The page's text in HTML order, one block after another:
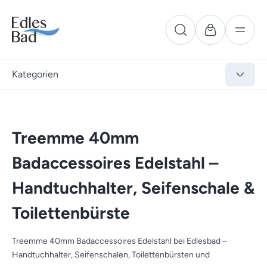
Kategorien
Treemme 40mm
Badaccessoires Edelstahl –
Handtuchhalter, Seifenschale &
Toilettenbürste
Treemme 40mm Badaccessoires Edelstahl bei Edlesbad –
Handtuchhalter, Seifenschalen, Toilettenbürsten und